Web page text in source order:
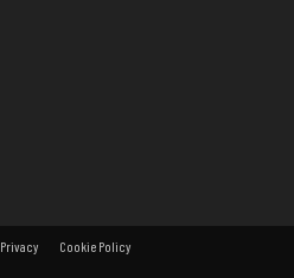
Privacy Cookie Policy